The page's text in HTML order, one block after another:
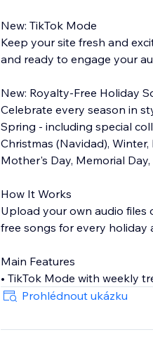
New: TikTok Mode
Keep your site fresh and
and ready to engage your
New: Royalty-Free Holiday
Celebrate every season in
Spring - including special
Christmas (Navidad), Winter,
Mother's Day, Memorial
How It Works
Upload your own audio
free songs for every holiday
Main Features
• TikTok Mode with weekly
• Hundreds of holiday
• Customizable widget
Prohlédnout ukázku